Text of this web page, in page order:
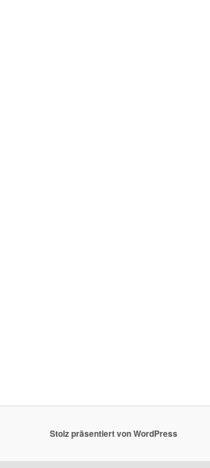
Stolz präsentiert von WordPress